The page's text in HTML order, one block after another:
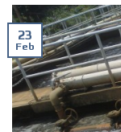
23
Feb